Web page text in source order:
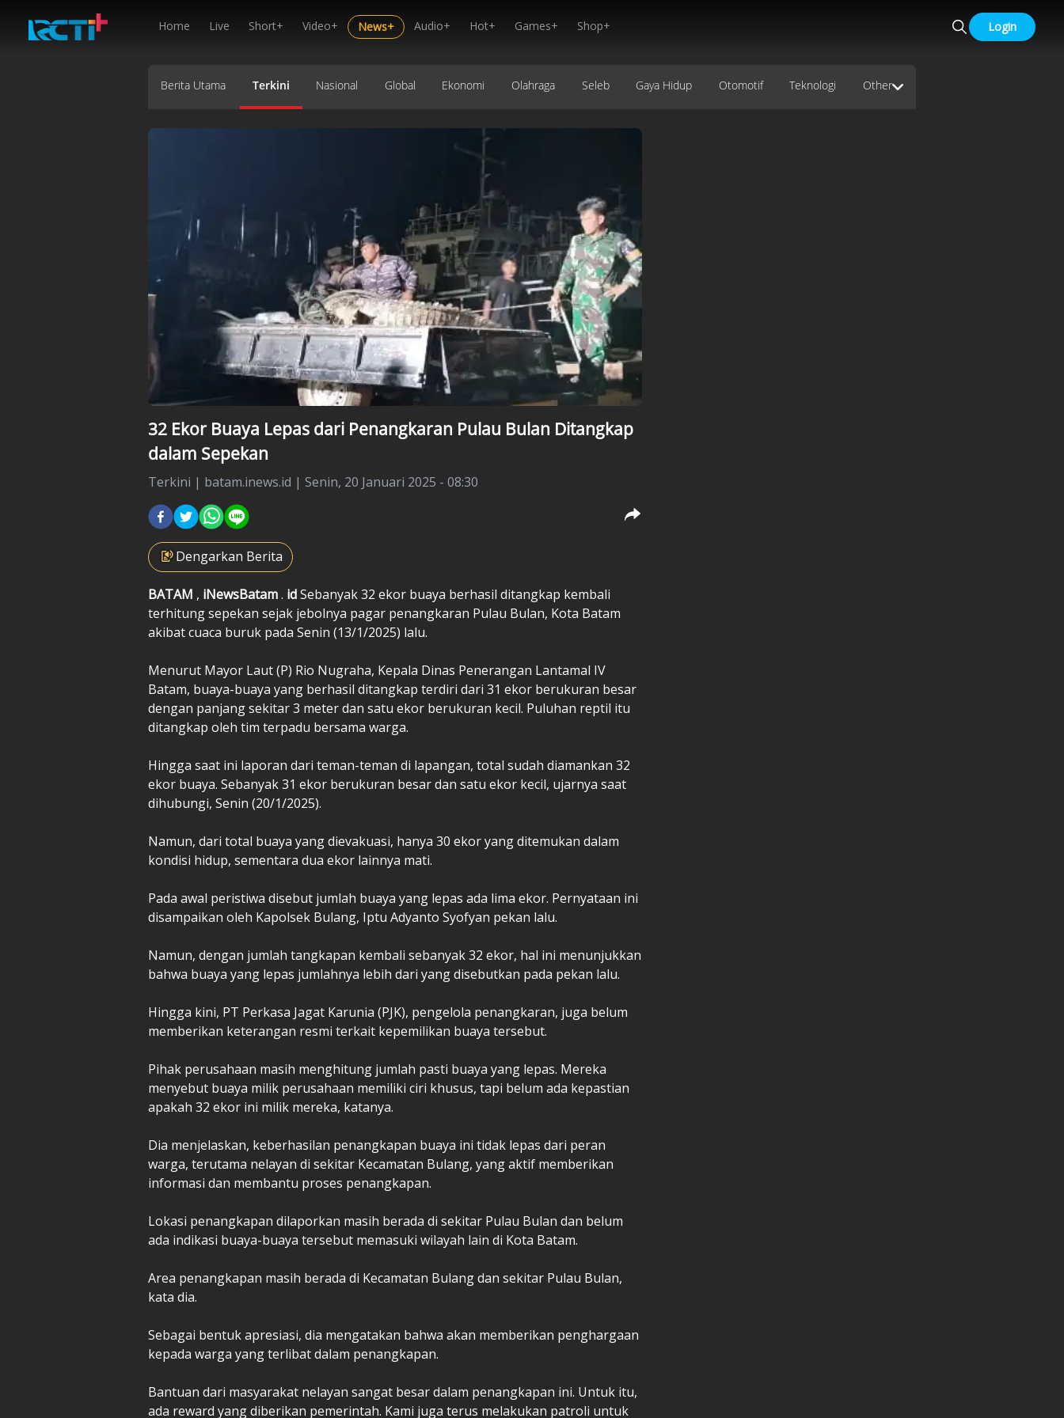
Home Live Short+ Video+ News+ Audio+ Hot+ Games+ Shop+ Login
Berita Utama Terkini Nasional Global Ekonomi Olahraga Seleb Gaya Hidup Otomotif Teknologi Other
32 Ekor Buaya Lepas dari Penangkaran Pulau Bulan Ditangkap
dalam Sepekan
Terkini | batam.inews.id | Senin, 20 Januari 2025 - 08:30
Dengarkan Berita
BATAM , iNewsBatam. idSebanyak 32 ekor buaya berhasil ditangkap kembali
terhitung sepekan sejak jebolnya pagar penangkaran Pulau Bulan, Kota Batam
akibat cuaca buruk pada Senin (13/1/2025) lalu.
Menurut Mayor Laut (P) Rio Nugraha, Kepala Dinas Penerangan Lantamal IV
Batam, buaya-buaya yang berhasil ditangkap terdiri dari 31 ekor berukuran besar
dengan panjang sekitar 3 meter dan satu ekor berukuran kecil. Puluhan reptil itu
ditangkap oleh tim terpadu bersama warga.
Hingga saat ini laporan dari teman-teman di lapangan, total sudah diamankan 32
ekor buaya. Sebanyak 31 ekor berukuran besar dan satu ekor kecil, ujarnya saat
dihubungi, Senin (20/1/2025).
Namun, dari total buaya yang dievakuasi, hanya 30 ekor yang ditemukan dalam
kondisi hidup, sementara dua ekor lainnya mati.
Pada awal peristiwa disebut jumlah buaya yang lepas ada lima ekor. Pernyataan ini
disampaikan oleh Kapolsek Bulang, Iptu Adyanto Syofyan pekan lalu.
Namun, dengan jumlah tangkapan kembali sebanyak 32 ekor, hal ini menunjukkan
bahwa buaya yang lepas jumlahnya lebih dari yang disebutkan pada pekan lalu.
Hingga kini, PT Perkasa Jagat Karunia (PJK), pengelola penangkaran, juga belum
memberikan keterangan resmi terkait kepemilikan buaya tersebut.
Pihak perusahaan masih menghitung jumlah pasti buaya yang lepas. Mereka
menyebut buaya milik perusahaan memiliki ciri khusus, tapi belum ada kepastian
apakah 32 ekor ini milik mereka, katanya.
Dia menjelaskan, keberhasilan penangkapan buaya ini tidak lepas dari peran
warga, terutama nelayan di sekitar Kecamatan Bulang, yang aktif memberikan
informasi dan membantu proses penangkapan.
Lokasi penangkapan dilaporkan masih berada di sekitar Pulau Bulan dan belum
ada indikasi buaya-buaya tersebut memasuki wilayah lain di Kota Batam.
Area penangkapan masih berada di Kecamatan Bulang dan sekitar Pulau Bulan,
kata dia.
Sebagai bentuk apresiasi, dia mengatakan bahwa akan memberikan penghargaan
kepada warga yang terlibat dalam penangkapan.
Bantuan dari masyarakat nelayan sangat besar dalam penangkapan ini. Untuk itu,
ada reward yang diberikan pemerintah. Kami juga terus melakukan patroli untuk